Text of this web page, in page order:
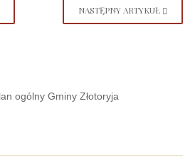
NASTĘPNY ARTYKUŁ
ogólny Gminy Złotoryja